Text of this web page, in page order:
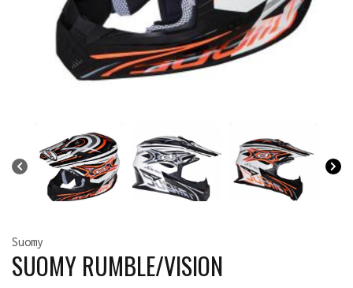
Suomy
SUOMY RUMBLE/VISION